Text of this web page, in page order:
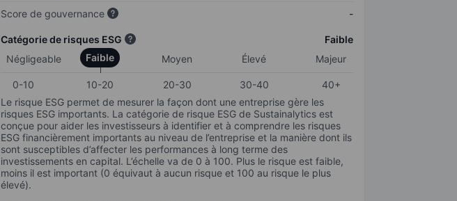
Score de gouvernance
-
Catégorie de risques ESG
Faible
Négligeable
Faible Moyen Élevé Majeur
0-10 10-20 20-30 30-40
40+
Le risque ESG permet de mesurer la façon dont une entreprise gère les
risques ESG importants. La catégorie de risque ESG de Sustainalytics est
conçue pour aider les investisseurs à identifier et à comprendre les risques
ESG financièrement importants au niveau de l’entreprise et la manière dont ils
sont susceptibles d’affecter les performances à long terme des
investissements en capital. L’échelle va de 0 à 100. Plus le risque est faible,
moins il est important (0 équivaut à aucun risque et 100 au risque le plus
élevé).